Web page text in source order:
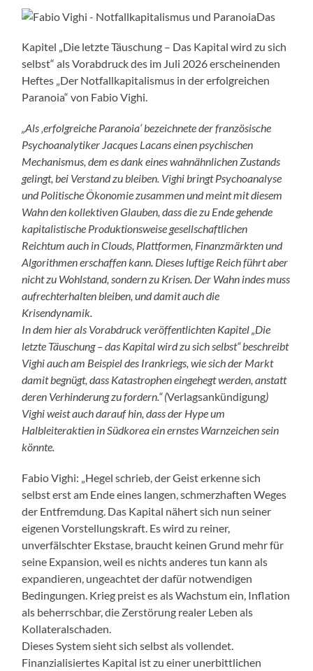
Das
Kapitel „Die letzte Täuschung – Das Kapital wird zu sich
selbst“ als Vorabdruck des im Juli 2026 erscheinenden
Heftes „Der Notfallkapitalismus in der erfolgreichen
Paranoia“ von Fabio Vighi.
„Als ‚erfolgreiche Paranoia‘ bezeichnete der französische
Psychoanalytiker Jacques Lacans einen psychischen
Mechanismus, dem es dank eines wahnähnlichen Zustands
gelingt, bei Verstand zu bleiben. Vighi bringt Psychoanalyse
und Politische Ökonomie zusammen und meint mit diesem
Wahn den kollektiven Glauben, dass die zu Ende gehende
kapitalistische Produktionsweise gesellschaftlichen
Reichtum auch in Clouds, Plattformen, Finanzmärkten und
Algorithmen erschaffen kann. Dieses luftige Reich führt aber
nicht zu Wohlstand, sondern zu Krisen. Der Wahn indes muss
aufrechterhalten bleiben, und damit auch die
Krisendynamik.
In dem hier als Vorabdruck veröffentlichten Kapitel „Die
letzte Täuschung – das Kapital wird zu sich selbst“ beschreibt
Vighi auch am Beispiel des Irankriegs, wie sich der Markt
damit begnügt, dass Katastrophen eingehegt werden, anstatt
deren Verhinderung zu fordern.“ (Verlagsankündigung)
Vighi weist auch darauf hin, dass der Hype um
Halbleiteraktien in Südkorea ein ernstes Warnzeichen sein
könnte.
Fabio Vighi: „Hegel schrieb, der Geist erkenne sich
selbst erst am Ende eines langen, schmerzhaften Weges
der Entfremdung. Das Kapital nähert sich nun seiner
eigenen Vorstellungskraft. Es wird zu reiner,
unverfälschter Ekstase, braucht keinen Grund mehr für
seine Expansion, weil es nichts anderes tun kann als
expandieren, ungeachtet der dafür notwendigen
Bedingungen. Krieg preist es als Wachstum ein, Inflation
als beherrschbar, die Zerstörung realer Leben als
Kollateralschaden.
Dieses System sieht sich selbst als vollendet.
Finanzialisiertes Kapital ist zu einer unerbittlichen